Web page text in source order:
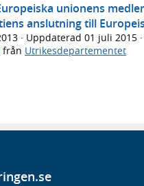
unionens
anslutning till
· Uppdaterad 01 juli 2015 ·
från Utrikesdepartementet